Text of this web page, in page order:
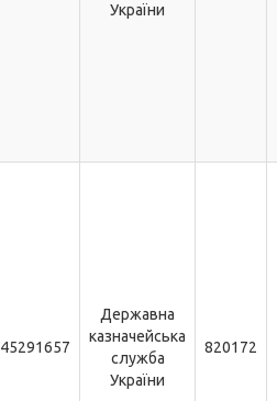
України
45291657
Державна
казначейська
служба
України
820172